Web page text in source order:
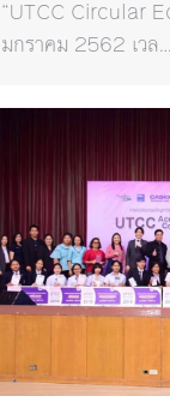
“UTCC Circular
มกราคม 2562 เวล…